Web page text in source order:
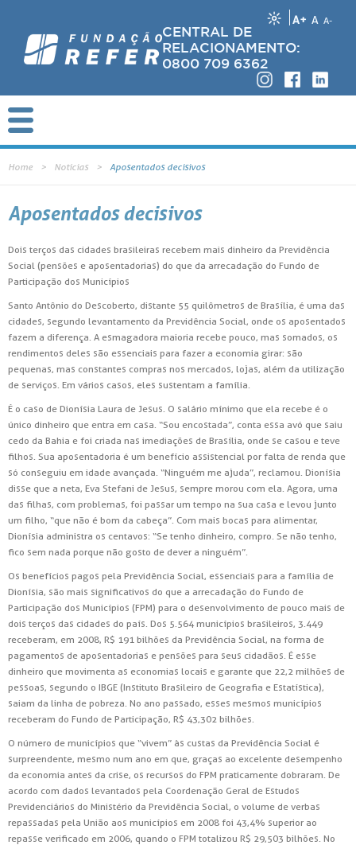
A+ A A-
CENTRAL DE
RELACIONAMENTO:
0800 709 6362
Home Notícias Aposentados decisivos
Aposentados decisivos
Dois terços das cidades brasileiras recebem mais dinheiro da Previdência
Social (pensões e aposentadorias) do que da arrecadação do Fundo de
Participação dos Municípios
Santo Antônio do Descoberto, distante 55 quilômetros de Brasília, é uma das
cidades, segundo levantamento da Previdência Social, onde os aposentados
fazem a diferença. A esmagadora maioria recebe pouco, mas somados, os
rendimentos deles são essenciais para fazer a economia girar: são
pequenas, mas constantes compras nos mercados, lojas, além da utilização
de serviços. Em vários casos, eles sustentam a família.
É o caso de Dionísia Laura de Jesus. O salário mínimo que ela recebe é o
único dinheiro que entra em casa. “Sou encostada”, conta essa avó que saiu
cedo da Bahia e foi criada nas imediações de Brasília, onde se casou e teve
filhos. Sua aposentadoria é um benefício assistencial por falta de renda que
só conseguiu em idade avançada. “Ninguém me ajuda”, reclamou. Dionísia
disse que a neta, Eva Stefani de Jesus, sempre morou com ela. Agora, uma
das filhas, com problemas, foi passar um tempo na sua casa e levou junto
um filho, “que não é bom da cabeça”. Com mais bocas para alimentar,
Dionísia administra os centavos: “Se tenho dinheiro, compro. Se não tenho,
fico sem nada porque não gosto de dever a ninguém”.
Os benefícios pagos pela Previdência Social, essenciais para a família de
Dionísia, são mais significativos do que a arrecadação do Fundo de
Participação dos Municípios (FPM) para o desenvolvimento de pouco mais de
dois terços das cidades do país. Dos 5.564 municípios brasileiros, 3.449
receberam, em 2008, R$ 191 bilhões da Previdência Social, na forma de
pagamentos de aposentadorias e pensões para seus cidadãos. É esse
dinheiro que movimenta as economias locais e garante que 22,2 milhões de
pessoas, segundo o IBGE (Instituto Brasileiro de Geografia e Estatística),
saiam da linha de pobreza. No ano passado, esses mesmos municípios
receberam do Fundo de Participação, R$ 43,302 bilhões.
O número de municípios que “vivem” às custas da Previdência Social é
surpreendente, mesmo num ano em que, graças ao excelente desempenho
da economia antes da crise, os recursos do FPM praticamente dobraram. De
acordo com dados levantados pela Coordenação Geral de Estudos
Previdenciários do Ministério da Previdência Social, o volume de verbas
repassadas pela União aos municípios em 2008 foi 43,4% superior ao
repasse verificado em 2006, quando o FPM totalizou R$ 29,503 bilhões. No